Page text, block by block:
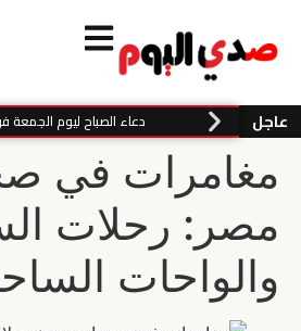
عاجل دعاء الصباح ليوم الجمعة
مغامرات في
مصر: رحلات
والواحات